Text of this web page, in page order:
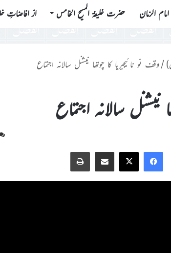
الزمان حضرت خلیفۃ المسیح الخامس از افاضاتِ
/وقف نو نائیجیریا کا چوتھا نیشنل سالانہ اجتماع
نیشنل سالانہ اجتماع
Facebook
X
Share via Email
Print